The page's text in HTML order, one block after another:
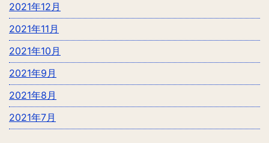
2021年12月
2021年11月
2021年10月
2021年9月
2021年8月
2021年7月